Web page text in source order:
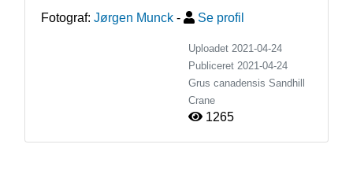
Fotograf: Jørgen Munck - Se profil
Uploadet 2021-04-24
Publiceret 2021-04-24
Grus canadensis Sandhill
Crane
1265